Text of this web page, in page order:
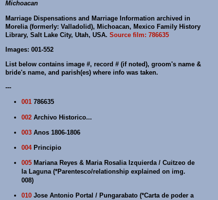
Michoacan
Marriage Dispensations and Marriage Information archived in
Morelia (formerly: Valladolid), Michoacan, Mexico Family History
Library, Salt Lake City, Utah, USA. Source film: 786635
Images: 001-552
List below contains image #, record # (if noted), groom's name &
bride's name, and parish(es) where info was taken.
---
001 786635
002 Archivo Historico...
003 Anos 1806-1806
004Principio
005 Mariana Reyes & Maria Rosalia Izquierda / Cuitzeo de
la Laguna (*Parentesco/relationship explained on img.
008)
010 Jose Antonio Portal / Pungarabato (*Carta de poder a